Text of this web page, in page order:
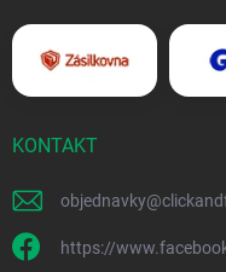
KONTAKT
objednavky@
https://